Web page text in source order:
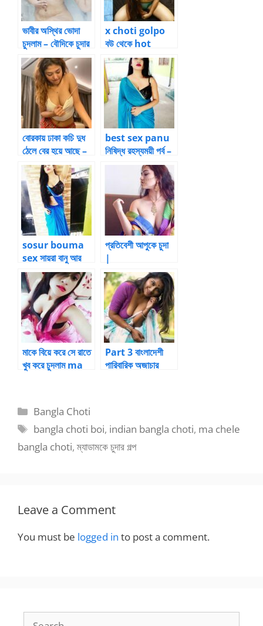
ভাবীর অস্থির ভোদা
চুদলাম – বৌদিকে চুদার
গল্প
x choti golpo
বউ থেকে hot
youtube Star!
– 19 by
Suronjon
বোরকায় ঢাকা কচি দুধ
ঠেলে বের হয়ে আছে –
bangla choda
chudi – আত্মকাহিনী
best sex panu
নিষিদ্ধ রহস্যময়ী পর্ব –
13 by আয়ামিল
sosur bouma
sex সায়রা বানু আর
তার শ্বশুর – 1 by
by Ahsrair
প্রতিবেশী আপুকে চুদা
|
BanglaChotika
hini
মাকে বিয়ে করে সে রাতে
খুব করে চুদলাম ma
Part 3 বাংলাদেশী
পারিবারিক অজাচার
Categories
Bangla Choti
Tags
bangla choti boi, indian bangla choti, ma chele
bangla choti,ম্যাডামকে চুদার গল্প
Leave a Comment
You must be logged in to post a comment.